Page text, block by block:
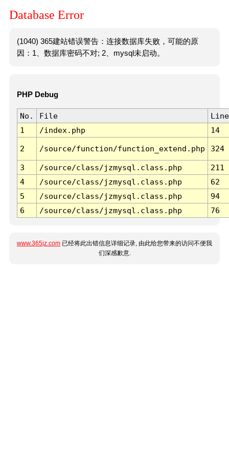
Database Error
(1040) 365建站错误警告：连接数据库失败，可能的原
因：1、数据库密码不对; 2、mysql未启动。
PHP Debug
No. File
Line
1
/index.php 14
2 /source/function/function_extend.php 324
3 /source/class/jzmysql.class.php
211
4
/source/class/jzmysql.class.php
62
5
/source/class/jzmysql.class.php
94
6
/source/class/jzmysql.class.php 76
www.365jz.com 已经将此出错信息详细记录, 由此给您带来的访问不便我
们深感歉意.